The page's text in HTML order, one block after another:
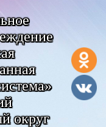
округ